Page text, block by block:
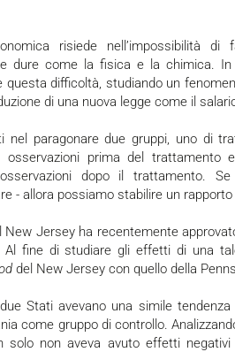
dure come la fisica e la chimica. In
questa difficoltà, studiando un
di una nuova legge come il
nel paragonare due gruppi, uno di
prima del trattamento
dopo il trattamento.
- allora possiamo stabilire un
Al fine di studiare gli effetti di una
del New Jersey con quello della
come gruppo di controllo.
non aveva avuto effetti negativi